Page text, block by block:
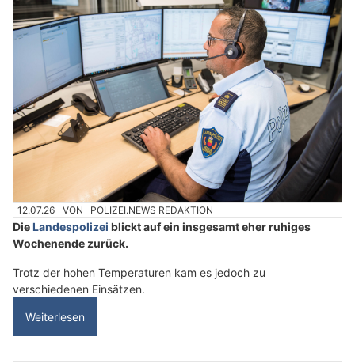
12.07.26 VON POLIZEI.NEWS REDAKTION
Die Landespolizei blickt auf ein insgesamt eher ruhiges
Wochenende zurück.
Trotz der hohen Temperaturen kam es jedoch zu
verschiedenen Einsätzen.
Weiterlesen